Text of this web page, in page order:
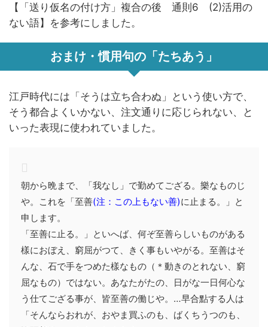
【「送り仮名の付け方」複合の後 通則6 (2)活用の
ない語】を参考にしました。
おまけ・慣用句の「たちあう」
江戸時代には「そうは立ち合わぬ」という使い方で、
そう都合よくいかない、注文通りに応じられない、と
いった表現に使われていました。
朝から晩まで、「我なし」で勤めてござる。樂なものじ
や。これを「至善(注：この上もない善)に止まる。」と
申します。
「至善に止る。」といへば、何ぞ至善らしいものがある
樣におぼえ、窮屈がつて、きく事もいやがる。至善はそ
んな、石で手をつめた樣なもの（＊動きのとれない、窮
屈なもの）ではない。あなたがたの、日がな一日何心な
う仕てござる事が、皆至善の働じや。…早合點する人は
「そんならおれが、おやま買ふのも、ばくちうつのも、